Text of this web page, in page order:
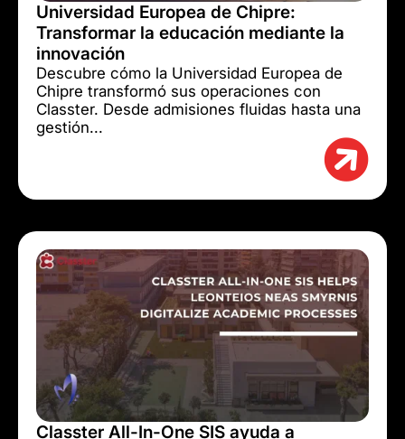
Universidad Europea de Chipre:
Transformar la educación mediante la
innovación
Descubre cómo la Universidad Europea de
Chipre transformó sus operaciones con
Classter. Desde admisiones fluidas hasta una
gestión...
Classter All-In-One SIS ayuda a